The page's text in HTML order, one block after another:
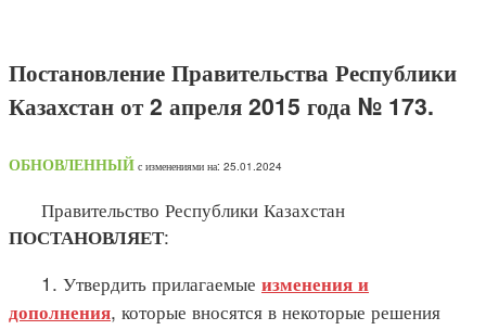
Постановление Правительства Республики
Казахстан от 2 апреля 2015 года № 173.
ОБНОВЛЕННЫЙ с изменениями на: 25.01.2024
Правительство Республики Казахстан
ПОСТАНОВЛЯЕТ:
1. Утвердить прилагаемые изменения и
дополнения, которые вносятся в некоторые решения